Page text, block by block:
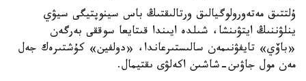
ۇلتتىق مەتەورولوگيالىق ورتالىقتىڭ باس سينوپتيگى سيۋي
ينلۋننىڭ ايتۋىنشا، شىلدە ايىندا قىتايعا سوققى بەرگەن
«باۆي» تايفۋنىمەن سالىستىرعاندا، «دولفين» كۇشتىرەك جەل
مەن مول جاۋىن-شاشىن اكەلۋى ىقتيمال.